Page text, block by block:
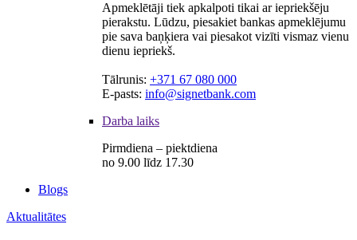
Apmeklētāji tiek apkalpoti tikai ar iepriekšēju
pierakstu. Lūdzu, piesakiet bankas apmeklējumu
pie sava baņķiera vai piesakot vizīti vismaz vienu
dienu iepriekš.
Tālrunis: +371 67 080 000
E-pasts: info@signetbank.com
Darba laiks
Pirmdiena – piektdiena
no 9.00 līdz 17.30
Blogs
Aktualitātes